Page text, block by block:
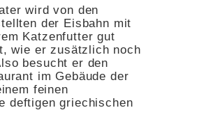
wird von den
der Eisbahn mit
Katzenfutter gut
wie er zusätzlich noch
besucht er den
im Gebäude der
feinen
deftigen griechischen